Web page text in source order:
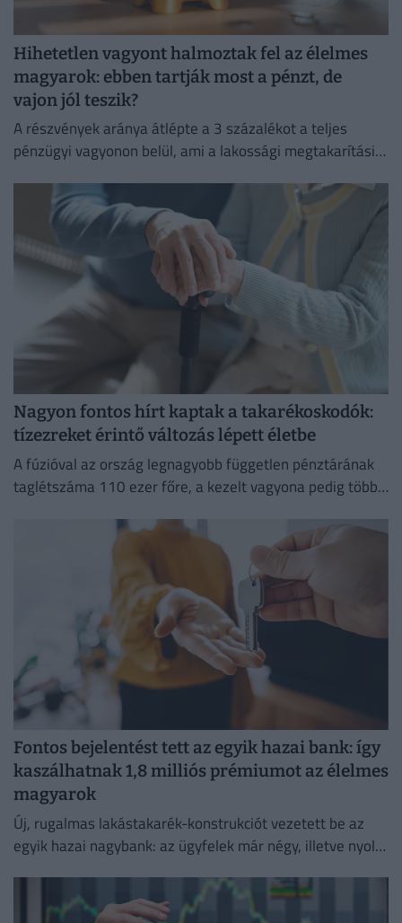
Hihetetlen vagyont halmoztak fel az élelmes
magyarok: ebben tartják most a pénzt, de
vajon jól teszik?
A részvények aránya átlépte a 3 százalékot a teljes
pénzügyi vagyonon belül, ami a lakossági megtakarítási
Nagyon fontos hírt kaptak a takarékoskodók:
tízezreket érintő változás lépett életbe
A fúzióval az ország legnagyobb független pénztárának
taglétszáma 110 ezer főre, a kezelt vagyona pedig több
Fontos bejelentést tett az egyik hazai bank: így
kaszálhatnak 1,8 milliós prémiumot az élelmes
magyarok
Új, rugalmas lakástakarék-konstrukciót vezetett be az
egyik hazai nagybank: az ügyfelek már négy, illetve nyolc